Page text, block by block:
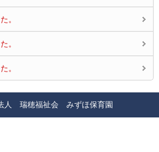
。
。
。
人 瑞穂福祉会 みずほ保育園